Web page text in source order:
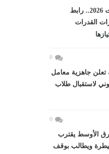
تنسيق الجامعات 2026.. رابط
القدرات
0
تعلن جاهزية معامل
لاستقبال طلاب
0
الأوسط يقترب
ويطالب بوقف